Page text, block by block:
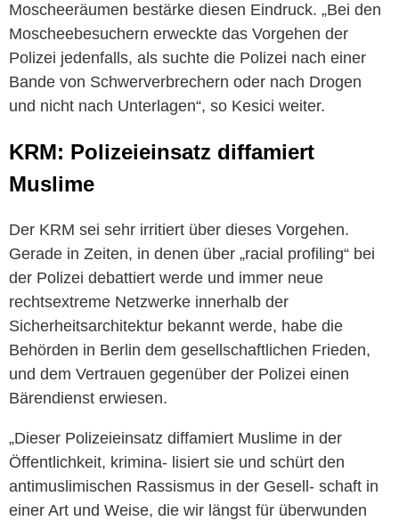
Moscheeräumen bestärke diesen Eindruck. „Bei den
Moscheebesuchern erweckte das Vorgehen der
Polizei jedenfalls, als suchte die Polizei nach einer
Bande von Schwerverbrechern oder nach Drogen
und nicht nach Unterlagen“, so Kesici weiter.
KRM: Polizeieinsatz diffamiert
Muslime
Der KRM sei sehr irritiert über dieses Vorgehen.
Gerade in Zeiten, in denen über „racial profiling“ bei
der Polizei debattiert werde und immer neue
rechtsextreme Netzwerke innerhalb der
Sicherheitsarchitektur bekannt werde, habe die
Behörden in Berlin dem gesellschaftlichen Frieden,
und dem Vertrauen gegenüber der Polizei einen
Bärendienst erwiesen.
„Dieser Polizeieinsatz diffamiert Muslime in der
Öffentlichkeit, krimina- lisiert sie und schürt den
antimuslimischen Rassismus in der Gesell- schaft in
einer Art und Weise, die wir längst für überwunden